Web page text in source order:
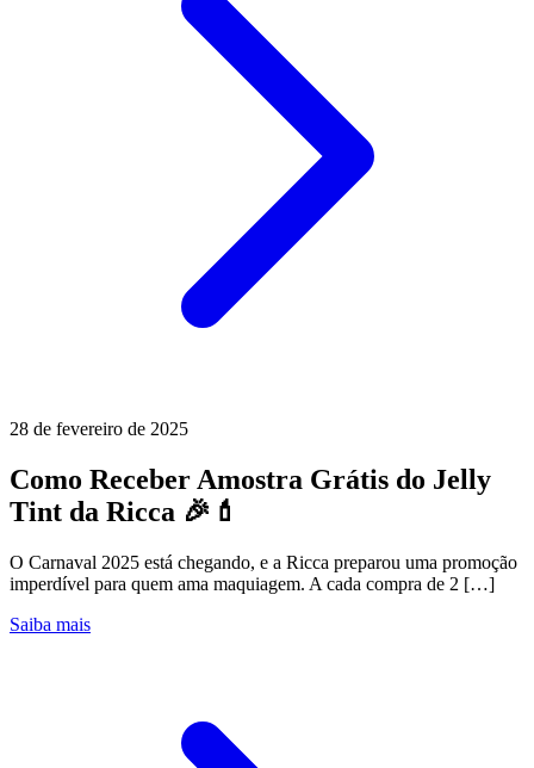
28 de fevereiro de 2025
Como Receber Amostra Grátis do Jelly
Tint da Ricca 🎉💄
O Carnaval 2025 está chegando, e a Ricca preparou uma promoção
imperdível para quem ama maquiagem. A cada compra de 2 […]
Saiba mais